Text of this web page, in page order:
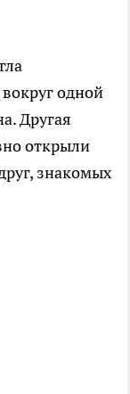
одной
Другая
открыли
знакомых